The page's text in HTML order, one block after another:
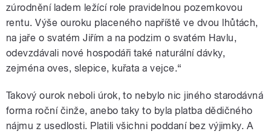
zúrodnění ladem ležící role pravidelnou pozemkovou
rentu. Výše ouroku placeného napříště ve dvou lhůtách,
na jaře o svatém Jiřím a na podzim o svatém Havlu,
odevzdávali nové hospodáři také naturální dávky,
zejména oves, slepice, kuřata a vejce.“
Takový ourok neboli úrok, to nebylo nic jiného starodávná
forma roční činže, anebo taky to byla platba dědičného
nájmu z usedlosti. Platili všichni poddaní bez výjimky. A